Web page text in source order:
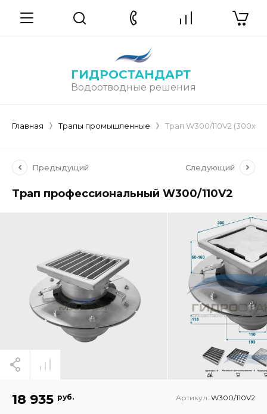
ГИДРОСТАНДАРТ
Водоотводные решения
Главная Трапы промышленные Трап W300/110V2
Предыдущий Следующий
Трап профессиональный W300/110V2
18 935 руб. Артикул: W300/110V2